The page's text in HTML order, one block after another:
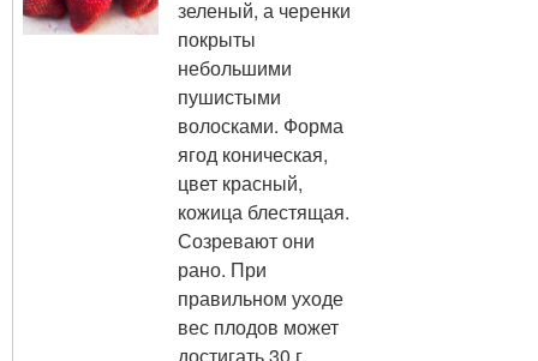
зеленый, а черенки
покрыты
небольшими
пушистыми
волосками. Форма
ягод коническая,
цвет красный,
кожица блестящая.
Созревают они
рано. При
правильном уходе
вес плодов может